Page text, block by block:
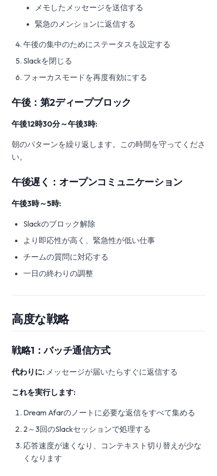
メモしたメッセージを送信する
緊急のメンションに返信する
午後の集中のためにステータスを設定する
Slackを閉じる
フォーカスモードを再度有効にする
午後：第2ディープブロック
午後12時30分～午後3時:
朝のパターンを繰り返します。この時間を守ってくださ
い。
午後遅く：オープンコミュニケーション
午後3時～5時:
Slackのブロック解除
より即応性が高く、緊急性が低い仕事
チームの質問に対応する
一日の終わりの調整
高度な戦略
戦略1：バッチ通信方式
代わりに: メッセージが届いたらすぐに返信する
これを実行します:
Dream Afarのノートに必要な返信をすべて集める
2～3回のSlackセッションで処理する
応答速度が速くなり、コンテキスト切り替えが少な
くなります